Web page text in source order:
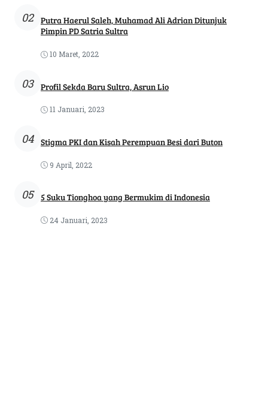
02
Putra Haerul Saleh, Muhamad Ali Adrian Ditunjuk
Pimpin PD Satria Sultra
10 Maret, 2022
03 Profil Sekda Baru Sultra, Asrun Lio
11 Januari, 2023
04 Stigma PKI dan Kisah Perempuan Besi dari Buton
9 April, 2022
05 5 Suku Tionghoa yang Bermukim di Indonesia
24 Januari, 2023